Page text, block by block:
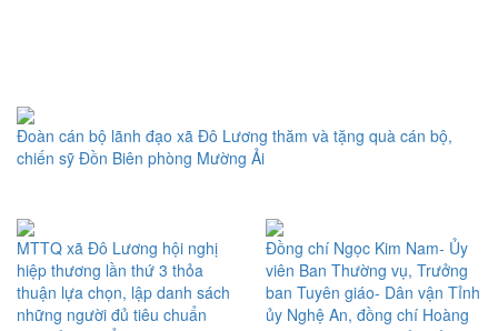
Đoàn cán bộ lãnh đạo xã Đô Lương thăm và tặng quà cán bộ,
chiến sỹ Đồn Biên phòng Mường Ải
MTTQ xã Đô Lương hội nghị
hiệp thương lần thứ 3 thỏa
thuận lựa chọn, lập danh sách
những người đủ tiêu chuẩn
Đồng chí Ngọc Kim Nam- Ủy
viên Ban Thường vụ, Trưởng
ban Tuyên giáo- Dân vận Tỉnh
ủy Nghệ An, đồng chí Hoàng